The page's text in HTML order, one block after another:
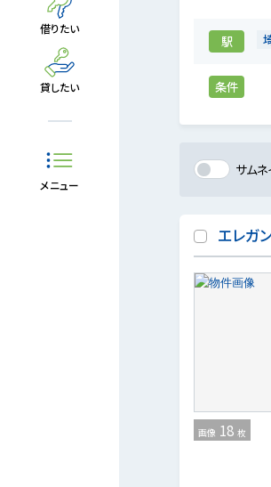
借りたい
貸したい
メニュー
駅
条件
サム
エレガ
画像 18 枚